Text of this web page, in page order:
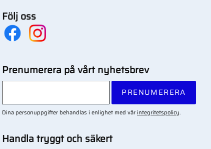
Följ oss
Prenumerera på vårt nyhetsbrev
PRENUMERERA
Dina personuppgifter behandlas i enlighet med vår integritetspolicy.
Handla tryggt och säkert